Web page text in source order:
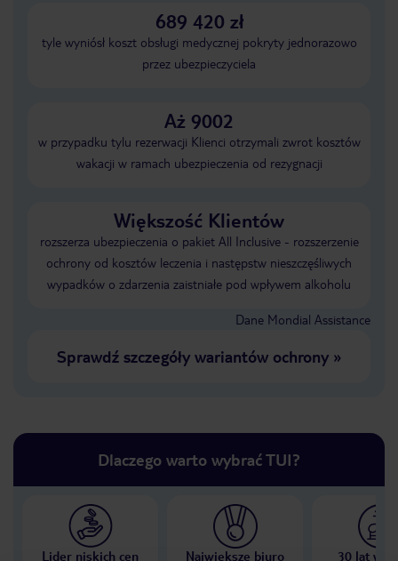
689 420 zł
tyle wyniósł koszt obsługi medycznej pokryty jednorazowo
przez ubezpieczyciela
Aż 9002
w przypadku tylu rezerwacji Klienci otrzymali zwrot kosztów
wakacji w ramach ubezpieczenia od rezygnacji
Większość Klientów
rozszerza ubezpieczenia o pakiet All Inclusive - rozszerzenie
ochrony od kosztów leczenia i następstw nieszczęśliwych
wypadków o zdarzenia zaistniałe pod wpływem alkoholu
Dane Mondial Assistance
Sprawdź szczegóły wariantów ochrony»
Dlaczego warto wybrać TUI?
Lider niskich cen Największe biuro 30 lat w